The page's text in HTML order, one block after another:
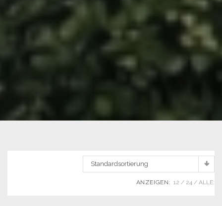
Standardsortierung
ANZEIGEN: 12 24 ALLE: